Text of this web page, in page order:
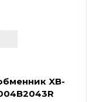
XB-